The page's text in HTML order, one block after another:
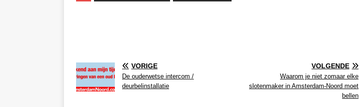
VORIGE
De ouderwetse intercom /
deurbelinstallatie
VOLGENDE
Waarom je niet zomaar elke
slotenmaker in Amsterdam-Noord moet
bellen